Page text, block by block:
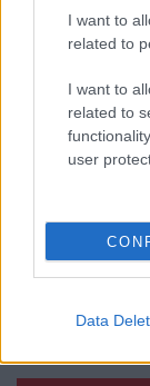
I want to
related to
I want to
related to
user
Data
Itt a vég a
utolsó nagy
További hírek
Keressen a